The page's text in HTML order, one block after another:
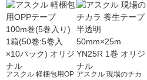
アスクル 軽梱包用OP アスクル 現場のチカ